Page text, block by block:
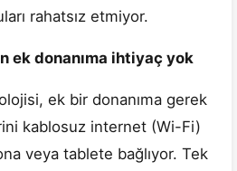
rahatsız etmiyor.
ek donanıma ihtiyaç yok
ek bir donanıma gerek
kablosuz internet (Wi-Fi)
veya tablete bağlıyor. Tek